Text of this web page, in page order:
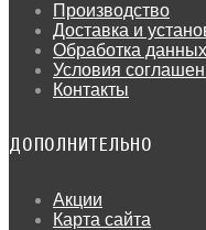
Производство
Доставка и
Обработка данных
Условия
Контакты
ДОПОЛНИТЕЛЬНО
Акции
Карта сайта